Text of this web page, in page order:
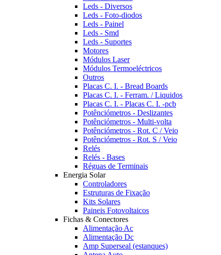
Leds - Diversos
Leds - Foto-diodos
Leds - Painel
Leds - Smd
Leds - Suportes
Motores
Módulos Laser
Módulos Termoeléctricos
Outros
Placas C. I. - Bread Boards
Placas C. I. - Ferram. / Liquidos
Placas C. I. - Placas C. I. -pcb
Potênciómetros - Deslizantes
Potênciómetros - Multi-volta
Potênciómetros - Rot. C / Veio
Potênciómetros - Rot. S / Veio
Relés
Relés - Bases
Réguas de Terminais
Energia Solar
Controladores
Estruturas de Fixação
Kits Solares
Paineis Fotovoltaicos
Fichas & Conectores
Alimentação Ac
Alimentação Dc
Amp Superseal (estanques)